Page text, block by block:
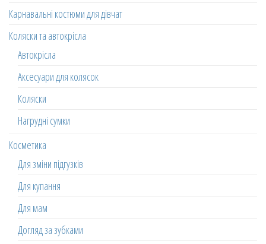
Карнавальні костюми для дівчат
Коляски та автокрісла
Автокрісла
Аксесуари для колясок
Коляски
Нагрудні сумки
Косметика
Для зміни підгузків
Для купання
Для мам
Догляд за зубками